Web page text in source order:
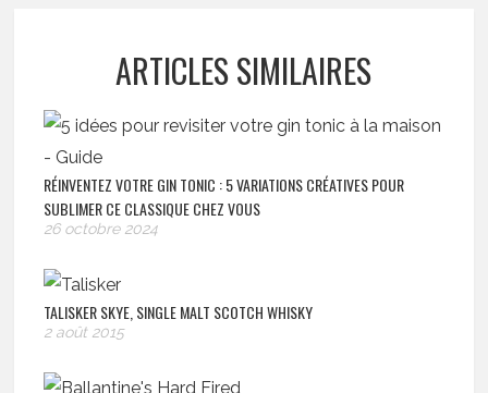
ARTICLES SIMILAIRES
RÉINVENTEZ VOTRE GIN TONIC : 5 VARIATIONS CRÉATIVES POUR
SUBLIMER CE CLASSIQUE CHEZ VOUS
26 octobre 2024
TALISKER SKYE, SINGLE MALT SCOTCH WHISKY
2 août 2015